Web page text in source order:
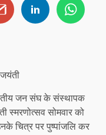
जन संघ के संस्थापक
स्मरणोत्सव सोमवार को
चित्र पर पुष्पांजलि कर